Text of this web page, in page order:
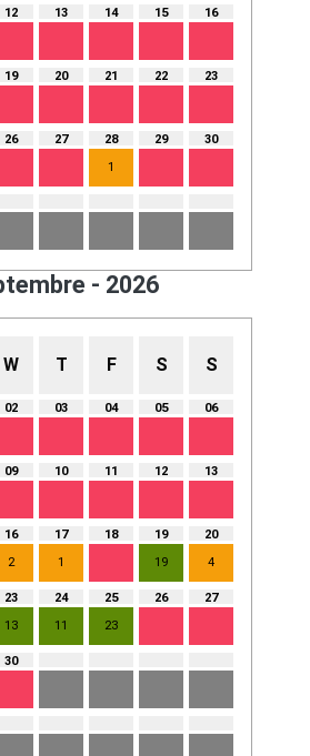
12 13 14 15 16
19 20 21 22 23
26 27
28
1
29 30
- 2026
W T F S S
02 03 04 05 06
09 10 11 12 13
16
2
17
1
18
19
19
20
4
23
13
24
11
25
23
26 27
30